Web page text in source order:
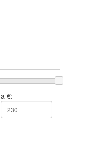
a €: